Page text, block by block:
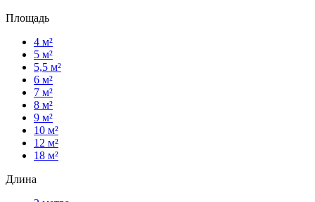
Площадь
4 м²
5 м²
5,5 м²
6 м²
7 м²
8 м²
9 м²
10 м²
12 м²
18 м²
Длина